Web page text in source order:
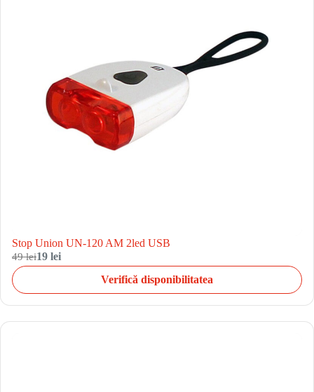
Stop Union UN-120 AM 2led USB
49 lei19 lei
Verifică disponibilitatea